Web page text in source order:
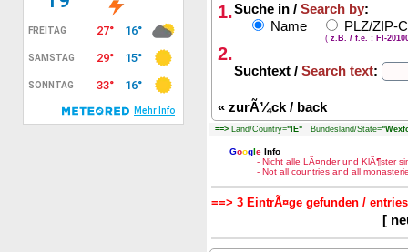
1.Suche in / Search by:
Name
PLZ/ZIP-
( z.B. / f.e. : FI-
2.
Suchtext / Search text:
« zurÃ¼ck / back
==> Land/Country="IE" Bundesland/State=
Google Info
- Nicht alle LÃ¤nder und KlÃ¶ster
- Not all countries and all
==> 3 EintrÃ¤ge gefunden /
[